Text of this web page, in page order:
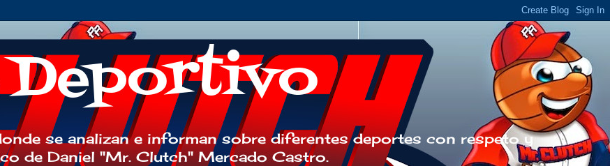
se analizan e informan sobre diferentes deportes con respeto y
de Daniel "Mr. Clutch" Mercado Castro.